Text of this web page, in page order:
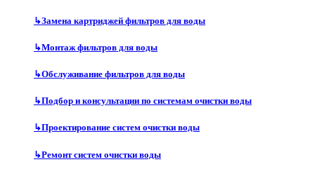
↳Замена картриджей фильтров для воды
↳Монтаж фильтров для воды
↳Обслуживание фильтров для воды
↳Подбор и консультации по системам очистки воды
↳Проектирование систем очистки воды
↳Ремонт систем очистки воды